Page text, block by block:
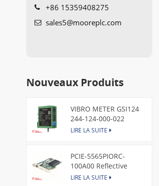
+86 15359408275
sales5@mooreplc.com
Nouveaux Produits
VIBRO METER GSI124
244-124-000-022
Piezoelectric Pressure
LIRE LA SUITE
PCIE-5565PIORC-
100A00 Reflective
Memory PCI Express
LIRE LA SUITE